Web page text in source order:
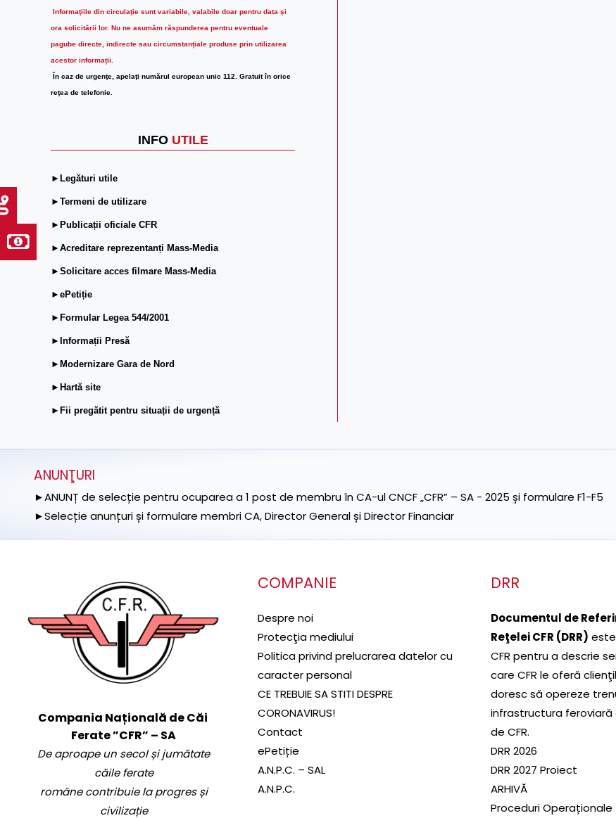
Informaţiile din circulaţie sunt variabile, valabile doar pentru data şi
ora solicitării lor. Nu ne asumăm răspunderea pentru eventuale
pagube directe, indirecte sau circumstanțiale produse prin utilizarea
acestor informații.
În caz de urgenţe, apelaţi numărul european unic 112. Gratuit în orice
reţea de telefonie.
INFO UTILE
►Legături utile
►Termeni de utilizare
►Publicații oficiale CFR
►Acreditare reprezentanți Mass-Media
►Solicitare acces filmare Mass-Media
►ePetiție
►Formular Legea 544/2001
►Informații Presă
►Modernizare Gara de Nord
►Hartă site
►Fii pregătit pentru situații de urgență
ANUNŢURI
►ANUNȚ de selecție pentru ocuparea a 1 post de membru în CA-ul CNCF „CFR” – SA - 2025 și formulare F1-F5
►Selecție anunțuri și formulare membri CA, Director General și Director Financiar
Compania Națională de Căi
Ferate ”CFR” – SA
De aproape un secol și jumătate
căile ferate
române contribuie la progres și
civilizație
COMPANIE
Despre noi
Protecţia mediului
Politica privind prelucrarea datelor cu
caracter personal
CE TREBUIE SA STITI DESPRE
CORONAVIRUS!
Contact
ePetiție
A.N.P.C. – SAL
A.N.P.C.
DRR
Documentul de
Reţelei CFR (DRR)
CFR pentru a descrie
care CFR le oferă
doresc să opereze
infrastructura
de CFR.
DRR 2026
DRR 2027 Proiect
ARHIVĂ
Proceduri Operaționale